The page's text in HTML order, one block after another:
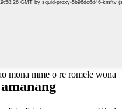
mona mme o re romele wona